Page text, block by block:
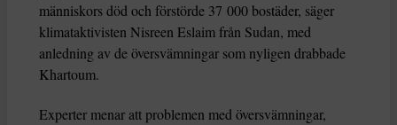
människors död och förstörde 37 000 bostäder, säger
klimataktivisten Nisreen Eslaim från Sudan, med
anledning av de översvämningar som nyligen drabbade
Khartoum.
Experter menar att problemen med översvämningar,